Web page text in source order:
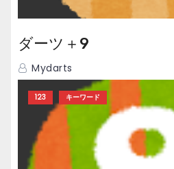
ダーツ＋9
Mydarts
123 キーワード